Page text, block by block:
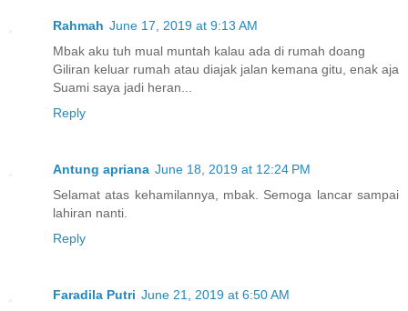
Rahmah June 17, 2019 at 9:13 AM
Mbak aku tuh mual muntah kalau ada di rumah doang
Giliran keluar rumah atau diajak jalan kemana gitu, enak aja
Suami saya jadi heran...
Reply
Antung apriana June 18, 2019 at 12:24 PM
Selamat atas kehamilannya, mbak. Semoga lancar sampai
lahiran nanti.
Reply
Faradila Putri June 21, 2019 at 6:50 AM